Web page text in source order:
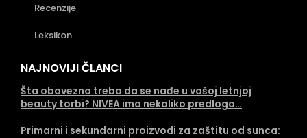
Recenzije
Leksikon
NAJNOVIJI ČLANCI
Šta obavezno treba da se nađe u vašoj letnjoj
beauty torbi? NIVEA ima nekoliko predloga…
Primarni i sekundarni proizvodi za zaštitu od sunca: